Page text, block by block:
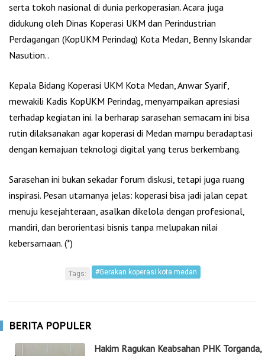
serta tokoh nasional di dunia perkoperasian. Acara juga
didukung oleh Dinas Koperasi UKM dan Perindustrian
Perdagangan (KopUKM Perindag) Kota Medan, Benny Iskandar
Nasution..
Kepala Bidang Koperasi UKM Kota Medan, Anwar Syarif,
mewakili Kadis KopUKM Perindag, menyampaikan apresiasi
terhadap kegiatan ini. Ia berharap sarasehan semacam ini bisa
rutin dilaksanakan agar koperasi di Medan mampu beradaptasi
dengan kemajuan teknologi digital yang terus berkembang.
Sarasehan ini bukan sekadar forum diskusi, tetapi juga ruang
inspirasi. Pesan utamanya jelas: koperasi bisa jadi jalan cepat
menuju kesejahteraan, asalkan dikelola dengan profesional,
mandiri, dan berorientasi bisnis tanpa melupakan nilai
kebersamaan. (*)
Tags: #Gerakan koperasi kota medan
BERITA POPULER
Hakim Ragukan Keabsahan PHK Torganda,